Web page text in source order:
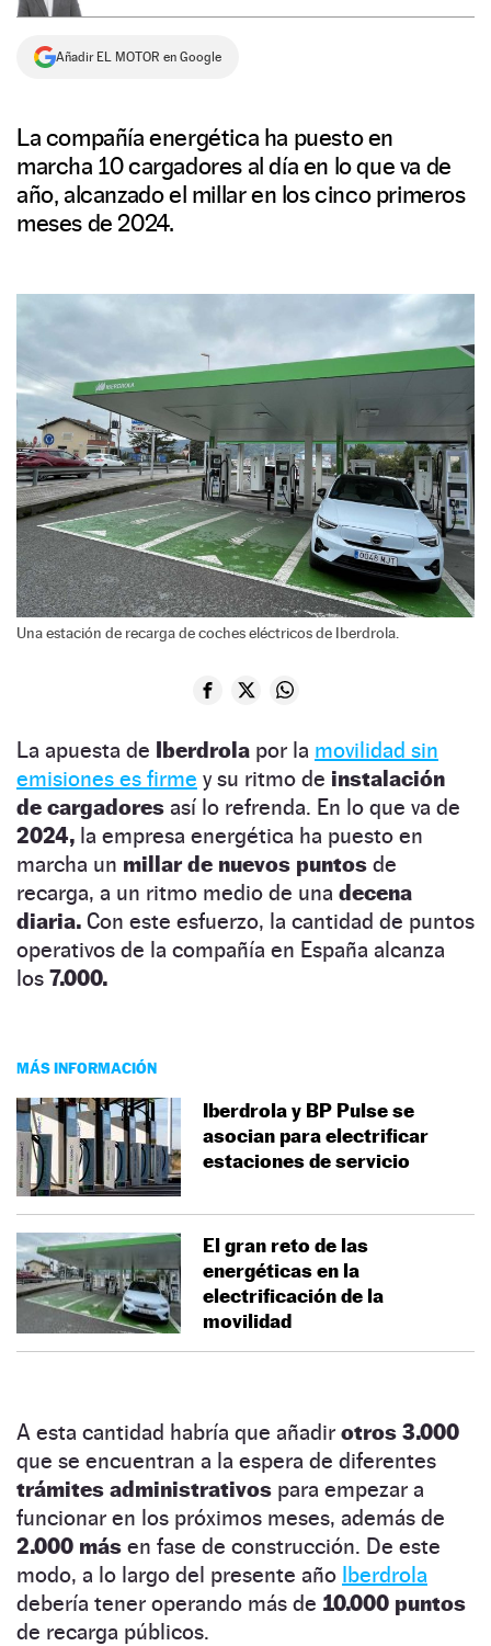
Añadir EL MOTOR en Google
La compañía energética ha puesto en
marcha 10 cargadores al día en lo que va de
año, alcanzado el millar en los cinco primeros
meses de 2024.
Una estación de recarga de coches eléctricos de Iberdrola.
La apuesta de Iberdrola por la movilidad sin
emisiones es firme y su ritmo de instalación
de cargadores así lo refrenda. En lo que va de
2024, la empresa energética ha puesto en
marcha un millar de nuevos puntos de
recarga, a un ritmo medio de una decena
diaria. Con este esfuerzo, la cantidad de puntos
operativos de la compañía en España alcanza
los 7.000.
MÁS INFORMACIÓN
Iberdrola y BP Pulse se
asocian para electrificar
estaciones de servicio
El gran reto de las
energéticas en la
electrificación de la
movilidad
A esta cantidad habría que añadir otros 3.000
que se encuentran a la espera de diferentes
trámites administrativos para empezar a
funcionar en los próximos meses, además de
2.000 más en fase de construcción. De este
modo, a lo largo del presente año Iberdrola
debería tener operando más de 10.000 puntos
de recarga públicos.